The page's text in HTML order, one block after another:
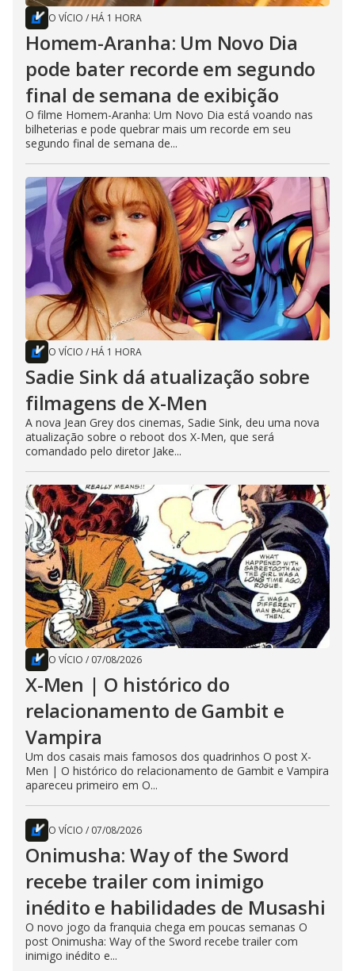
O VÍCIO / HÁ 1 HORA
Homem-Aranha: Um Novo Dia
pode bater recorde em segundo
final de semana de exibição
O filme Homem-Aranha: Um Novo Dia está voando nas
bilheterias e pode quebrar mais um recorde em seu
segundo final de semana de...
O VÍCIO / HÁ 1 HORA
Sadie Sink dá atualização sobre
filmagens de X-Men
A nova Jean Grey dos cinemas, Sadie Sink, deu uma nova
atualização sobre o reboot dos X-Men, que será
comandado pelo diretor Jake...
O VÍCIO / 07/08/2026
X-Men | O histórico do
relacionamento de Gambit e
Vampira
Um dos casais mais famosos dos quadrinhos O post X-
Men | O histórico do relacionamento de Gambit e Vampira
apareceu primeiro em O...
O VÍCIO / 07/08/2026
Onimusha: Way of the Sword
recebe trailer com inimigo
inédito e habilidades de Musashi
O novo jogo da franquia chega em poucas semanas O
post Onimusha: Way of the Sword recebe trailer com
inimigo inédito e...